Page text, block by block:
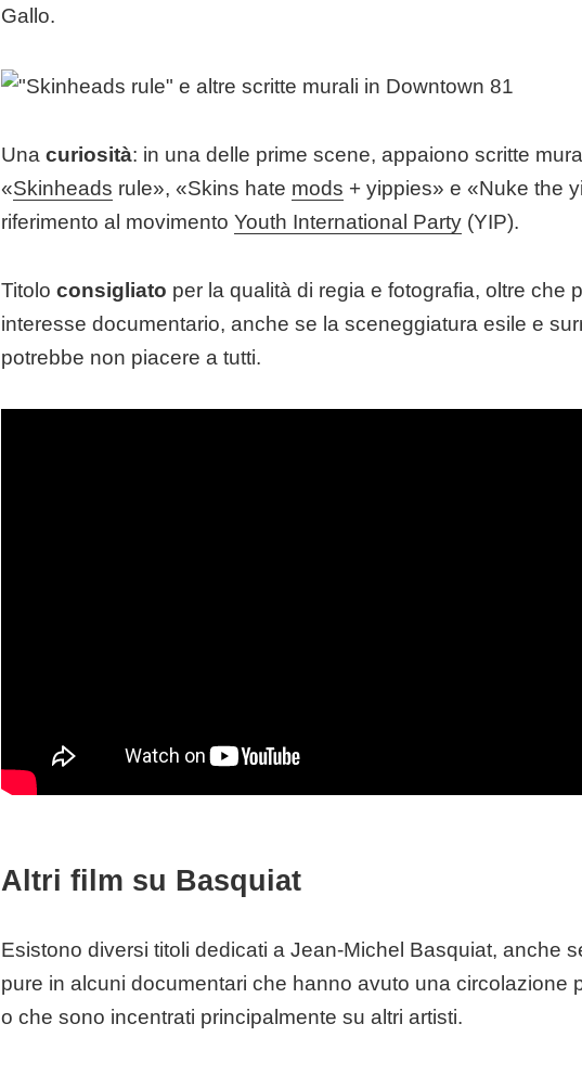
Gallo.
Unacuriosità: in una delle prime scene, appaiono scritte
«Skinheads rule», «Skins hate mods + yippies» e «Nuke the
riferimento al movimentoYouth International Party (YIP).
Titoloconsigliato per la qualità di regia e fotografia, oltre che
interesse documentario, anche se la sceneggiatura esile e
potrebbe non piacere a tutti.
Altri film su Basquiat
Esistono diversi titoli dedicati a Jean-Michel Basquiat, anche
pure in alcuni documentari che hanno avuto una circolazione
o che sono incentrati principalmente su altri artisti.